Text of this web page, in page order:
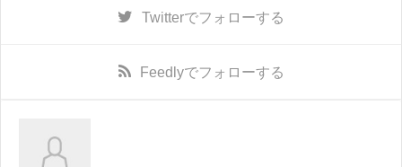
Twitterでフォローする
Feedlyでフォローする